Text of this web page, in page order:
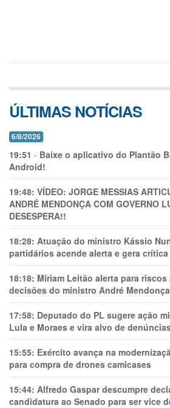
ÚLTIMAS NOTÍCIAS
6/8/2026
19:51 - Baixe o aplicativo do Plantão
Android!
19:48: VÍDEO: JORGE MESSIAS
ANDRÉ MENDONÇA COM GOVERNO
DESESPERA!!
18:28: Atuação do ministro Kássio
partidários acende alerta e gera
18:18: Míriam Leitão alerta para
decisões do ministro André Mendonça
17:58: Deputado do PL sugere ação
Lula e Moraes e vira alvo de
15:55: Exército avança na
para compra de drones camicases
15:44: Alfredo Gaspar descumpre
candidatura ao Senado para ser vice